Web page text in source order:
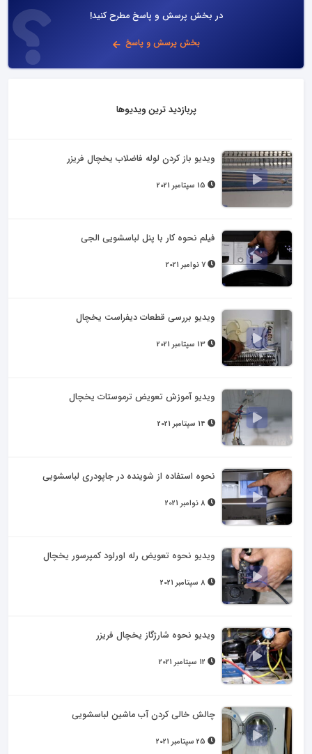
در بخش پرسش و پاسخ مطرح کنید!
بخش پرسش و پاسخ
پربازدید ترین ویدیوها
ویدیو باز کردن لوله فاضلاب یخچال فریزر
فیلم نحوه کار با پنل لباسشویی الجی
ویدیو بررسی قطعات دیفراست یخچال
ویدیو آموزش تعویض ترموستات یخچال
نحوه استفاده از شوینده در جاپودری لباسشویی
ویدیو نحوه تعویض رله اورلود کمپرسور یخچال
ویدیو نحوه شارژگاز یخچال فریزر
چالش خالی کردن آب ماشین لباسشویی